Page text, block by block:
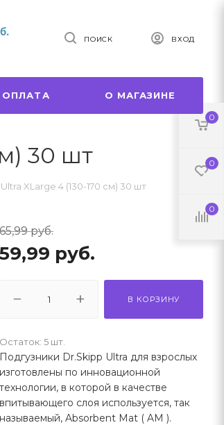
ПОИСК ВХОД
О МАГАЗИНЕ
0
0
0
30 шт
XLarge 4 (130-170 см) 30 шт
65,99руб.
59,99 руб.
В КОРЗИНУ
Остаток: 5 шт.
Подгузники Dr.Skipp Ultra для взрослых
изготовлены по инновационной
технологии, в которой в качестве
впитывающего слоя используется, так
называемый, Absorbent Mat ( AM ).